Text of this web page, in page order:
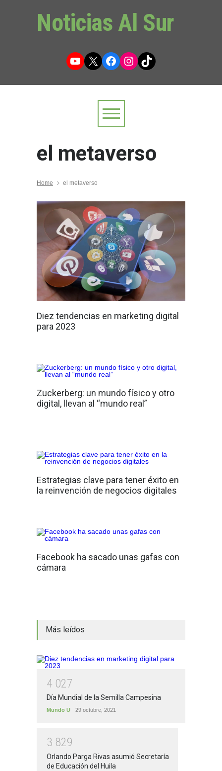
Noticias Al Sur
YouTube
X Facebook
Instagram
TikTok
el metaverso
Home el metaverso
Diez tendencias en marketing digital
para 2023
Zuckerberg: un mundo físico y otro
digital, llevan al “mundo real”
Estrategias clave para tener éxito en
la reinvención de negocios digitales
Facebook ha sacado unas gafas con
cámara
Más leídos
4 027
Día Mundial de la Semilla Campesina
Mundo U 29 octubre, 2021
3 829
Orlando Parga Rivas asumió Secretaría
de Educación del Huila